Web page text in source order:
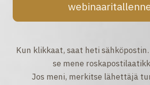
Kun klikkaat, saat heti
se mene
Jos meni, merkitse lähettäjä